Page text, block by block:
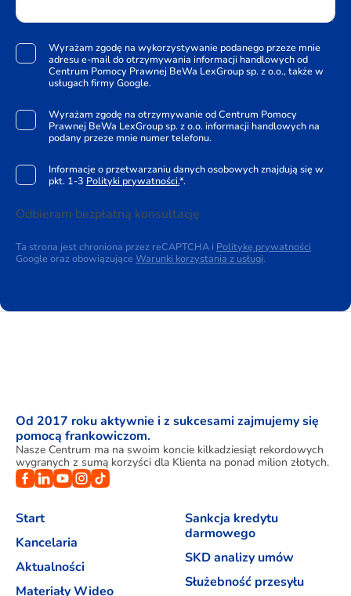
Wyrażam zgodę na wykorzystywanie podanego przeze mnie
adresu e-mail do otrzymywania informacji handlowych od
Centrum Pomocy Prawnej BeWa LexGroup sp. z o.o., także w
usługach firmy Google.
Wyrażam zgodę na otrzymywanie od Centrum Pomocy
Prawnej BeWa LexGroup sp. z o.o. informacji handlowych na
podany przeze mnie numer telefonu.
Informacje o przetwarzaniu danych osobowych znajdują się w
pkt. 1-3 Polityki prywatności.*.
Odbieram bezpłatną konsultację
Ta strona jest chroniona przez reCAPTCHA i Politykę prywatności
Google oraz obowiązujące Warunki korzystania z usługi.
Od 2017 roku aktywnie i z sukcesami zajmujemy się
pomocą frankowiczom.
Nasze Centrum ma na swoim koncie kilkadziesiąt rekordowych
wygranych z sumą korzyści dla Klienta na ponad milion złotych.
Start
Kancelaria
Aktualności
Materiały Wideo
Sankcja kredytu
darmowego
SKD analizy umów
Służebność przesyłu